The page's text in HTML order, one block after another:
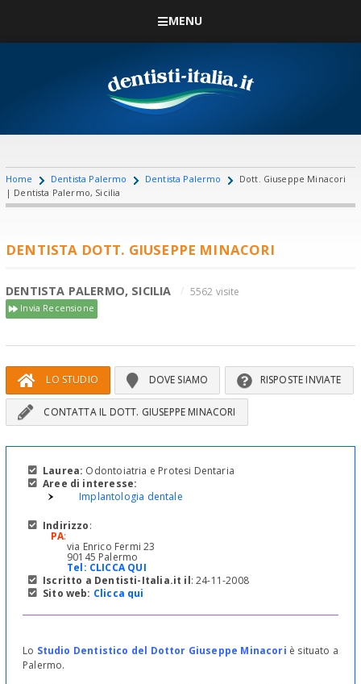
MENU
Home Dentista Palermo Dentista Palermo
Dott. Giuseppe Minacori
| Dentista Palermo, Sicilia
DENTISTA DOTT. GIUSEPPE MINACORI
DENTISTA PALERMO, SICILIA 5562 visite
Invia Recensione
LO STUDIO DOVE SIAMO RISPOSTE INVIATE
CONTATTA IL DOTT. GIUSEPPE MINACORI
Laurea: Odontoiatria e Protesi Dentaria
Aree di interesse:
Implantologia dentale
Indirizzo:
PA:
via Enrico Fermi 23
90145 Palermo
Tel: CLICCA QUI
Iscritto a Dentisti-Italia.it il: 24-11-2008
Sito web: Clicca qui
Lo Studio Dentistico del Dottor Giuseppe Minacori è situato a
Palermo.